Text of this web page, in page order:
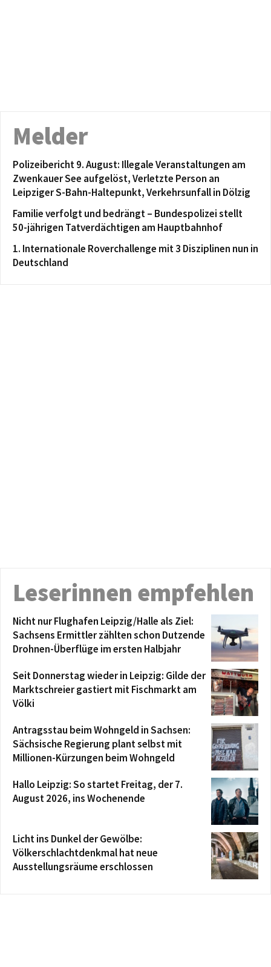
Melder
Polizeibericht 9. August: Illegale Veranstaltungen am
Zwenkauer See aufgelöst, Verletzte Person an
Leipziger S-Bahn-Haltepunkt, Verkehrsunfall in Dölzig
Familie verfolgt und bedrängt – Bundespolizei stellt
50-jährigen Tatverdächtigen am Hauptbahnhof
1. Internationale Roverchallenge mit 3 Disziplinen nun in
Deutschland
Leserinnen empfehlen
Nicht nur Flughafen Leipzig/Halle als Ziel:
Sachsens Ermittler zählten schon Dutzende
Drohnen-Überflüge im ersten Halbjahr
Seit Donnerstag wieder in Leipzig: Gilde der
Marktschreier gastiert mit Fischmarkt am
Völki
Antragsstau beim Wohngeld in Sachsen:
Sächsische Regierung plant selbst mit
Millionen-Kürzungen beim Wohngeld
Hallo Leipzig: So startet Freitag, der 7.
August 2026, ins Wochenende
Licht ins Dunkel der Gewölbe:
Völkerschlachtdenkmal hat neue
Ausstellungsräume erschlossen